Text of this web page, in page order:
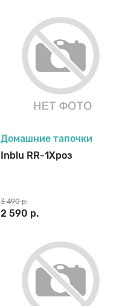
Домашние тапочки
Inblu RR-1Xроз
2 590 р.
3 490 р.